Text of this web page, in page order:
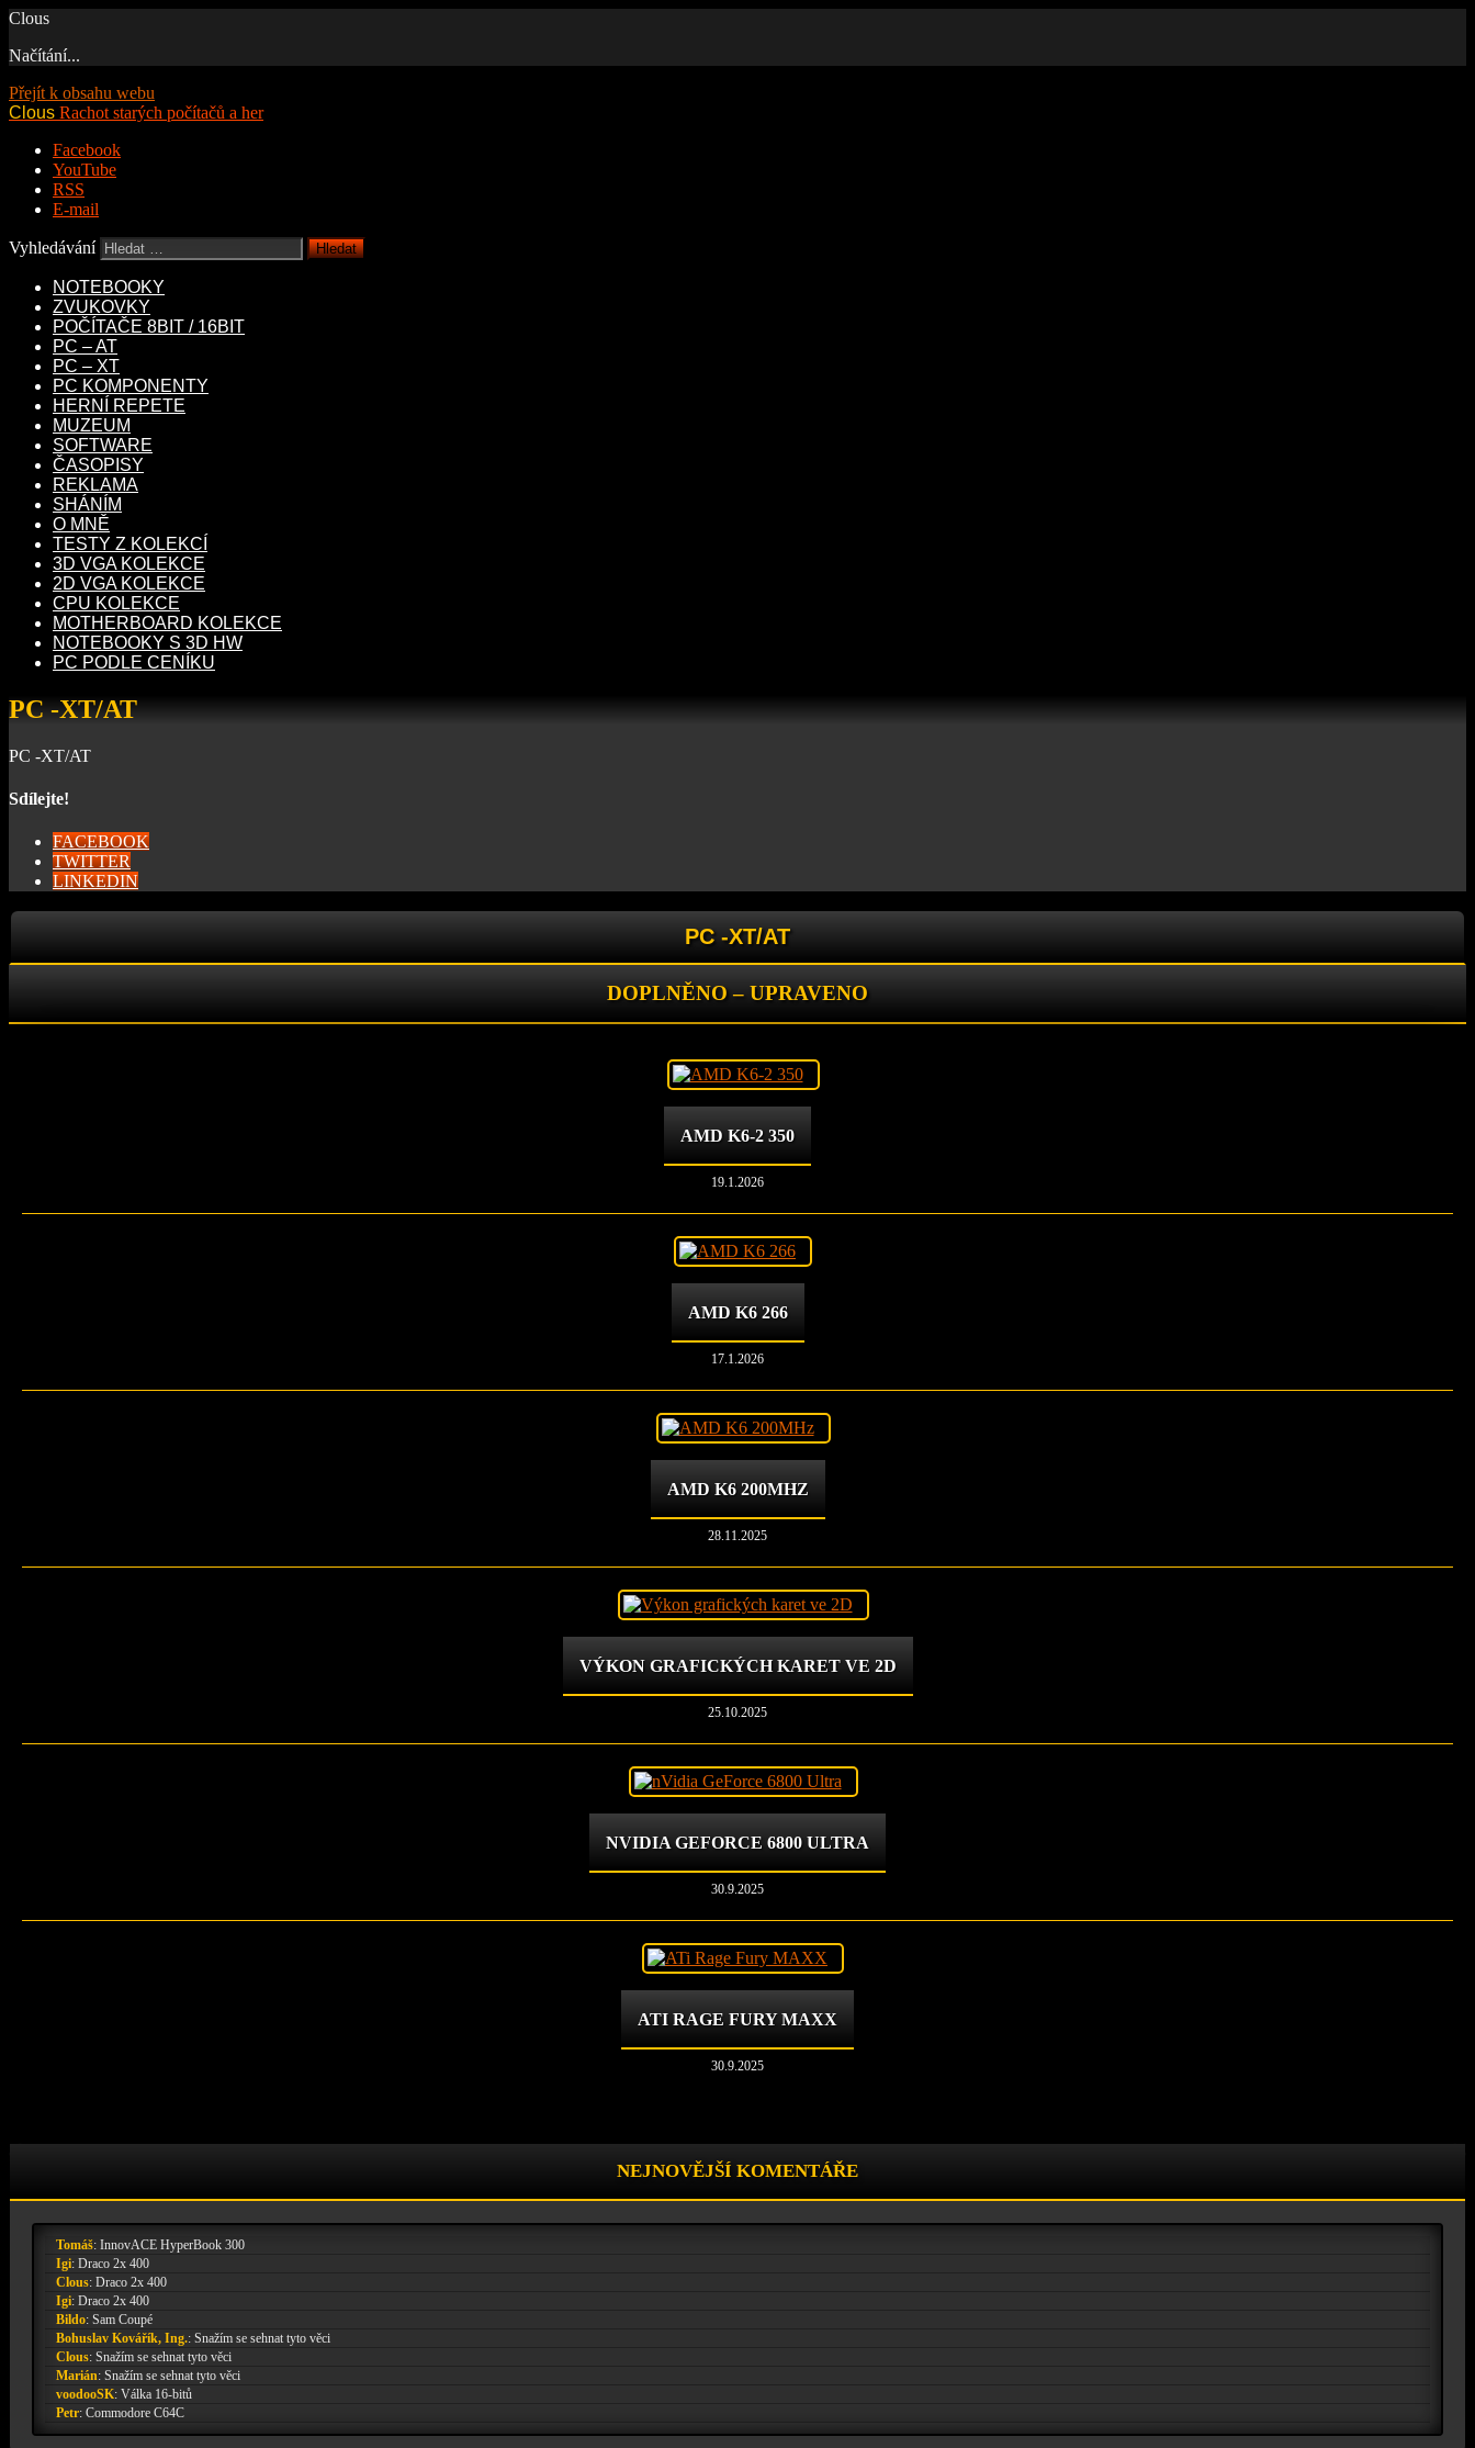
Clous
Načítání...
Přejít k obsahu webu
Clous Rachot starých počítačů a her
Facebook
YouTube
RSS
E-mail
Vyhledávání
NOTEBOOKY
ZVUKOVKY
POČÍTAČE 8BIT / 16BIT
PC – AT
PC – XT
PC KOMPONENTY
HERNÍ REPETE
MUZEUM
SOFTWARE
ČASOPISY
REKLAMA
SHÁNÍM
O MNĚ
TESTY Z KOLEKCÍ
3D VGA KOLEKCE
2D VGA KOLEKCE
CPU KOLEKCE
MOTHERBOARD KOLEKCE
NOTEBOOKY S 3D HW
PC PODLE CENÍKU
PC -XT/AT
PC -XT/AT
Sdílejte!
FACEBOOK
TWITTER
LINKEDIN
PC -XT/AT
DOPLNĚNO – UPRAVENO
AMD K6-2 350
19.1.2026
AMD K6 266
17.1.2026
AMD K6 200MHZ
28.11.2025
VÝKON GRAFICKÝCH KARET VE 2D
25.10.2025
NVIDIA GEFORCE 6800 ULTRA
30.9.2025
ATI RAGE FURY MAXX
30.9.2025
NEJNOVĚJŠÍ KOMENTÁŘE
Tomáš: InnovACE HyperBook 300
Igi: Draco 2x 400
Clous: Draco 2x 400
Igi: Draco 2x 400
Bildo: Sam Coupé
Bohuslav Kovářík, Ing.: Snažím se sehnat tyto věci
Clous: Snažím se sehnat tyto věci
Marián: Snažím se sehnat tyto věci
voodooSK: Válka 16-bitů
Petr: Commodore C64C